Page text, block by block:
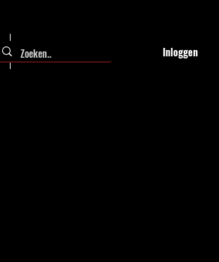
FAQ Inloggen